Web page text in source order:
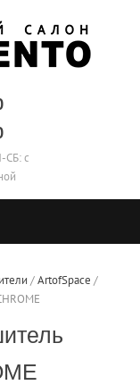
СБ: с
/ ArtofSpace